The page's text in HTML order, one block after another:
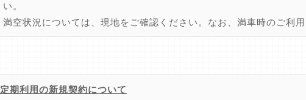
い。
満空状況については、現地をご確認ください。なお、満車時のご利
定期利用の新規契約について